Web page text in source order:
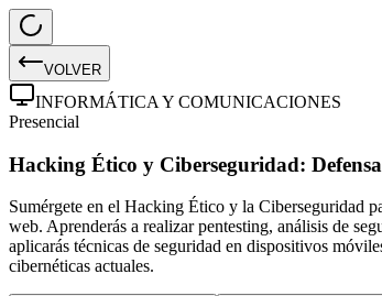
VOLVER
INFORMÁTICA Y COMUNICACIONES
Presencial
Hacking Ético y Ciberseguridad:
Sumérgete en el Hacking Ético y la Ciberseguridad
web. Aprenderás a realizar pentesting, análisis de
aplicarás técnicas de seguridad en dispositivos
cibernéticas actuales.